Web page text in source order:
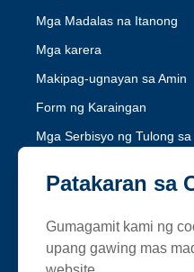
Mga Madalas na Itanong
Mga karera
Makipag-ugnayan sa Amin
Form ng Karaingan
Mga Serbisyo ng Tulong sa
Hindi Pandidiskrimina ng
Sundin ang SFHP
Patakaran sa
Gumagamit kami ng
upang gawing mas